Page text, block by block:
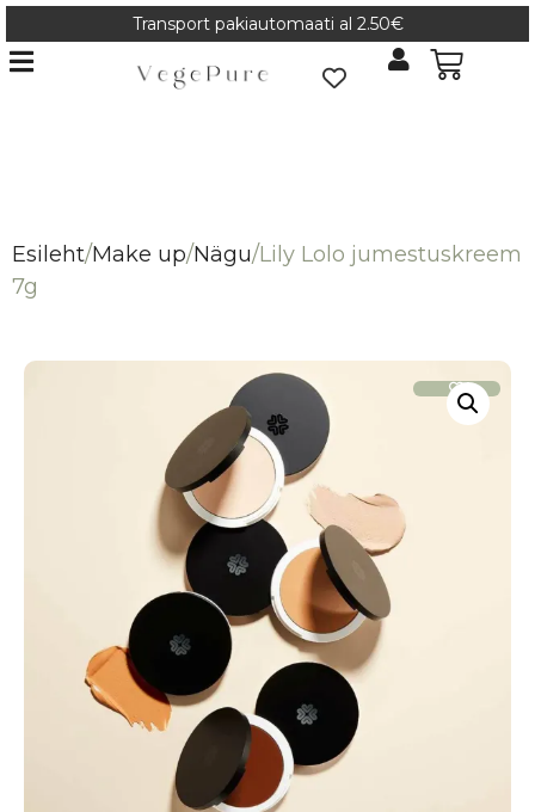
Transport pakiautomaati al 2.50€
Esileht/Make up/Nägu/Lily Lolo jumestuskreem
7g